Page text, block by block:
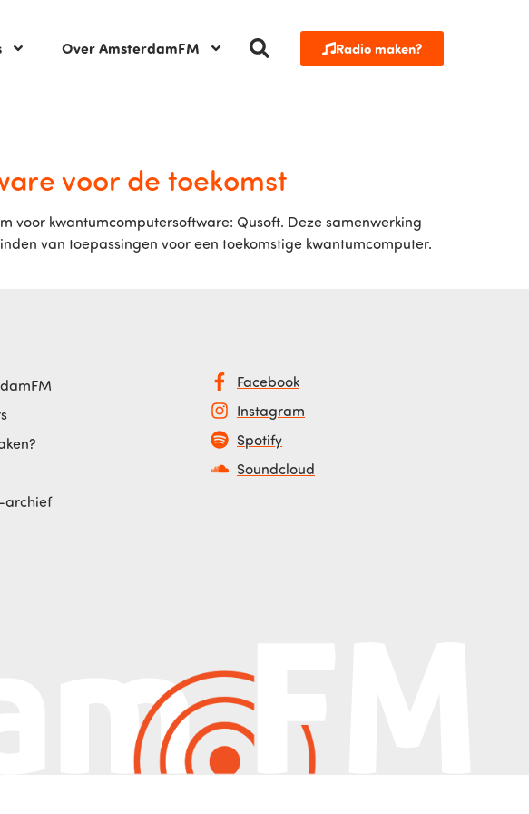
Over AmsterdamFM Radio maken?
voor de toekomst
voor kwantumcomputersoftware: Qusoft. Deze samenwerking
van toepassingen voor een toekomstige kwantumcomputer.
archief
Facebook
Instagram
Spotify
Soundcloud